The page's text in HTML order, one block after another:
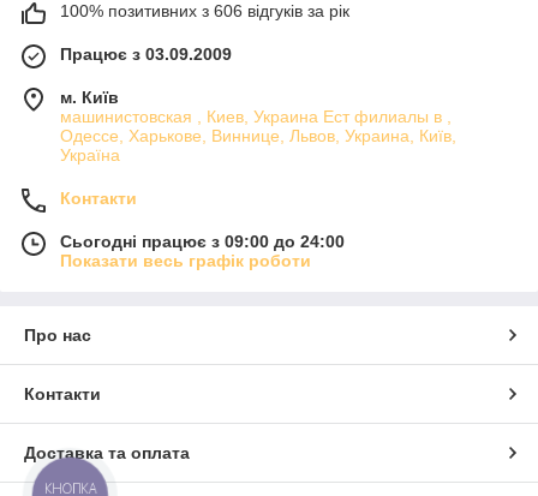
100% позитивних з 606 відгуків за рік
Працює з 03.09.2009
м. Київ
машинистовская , Киев, Украина Ест филиалы в ,
Одессе, Харькове, Виннице, Львов, Украина, Київ,
Україна
Контакти
Сьогодні працює з 09:00 до 24:00
Показати весь графік роботи
Про нас
Контакти
Доставка та оплата
КНОПКА